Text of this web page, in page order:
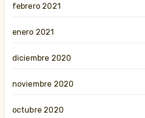
febrero 2021
enero 2021
diciembre 2020
noviembre 2020
octubre 2020